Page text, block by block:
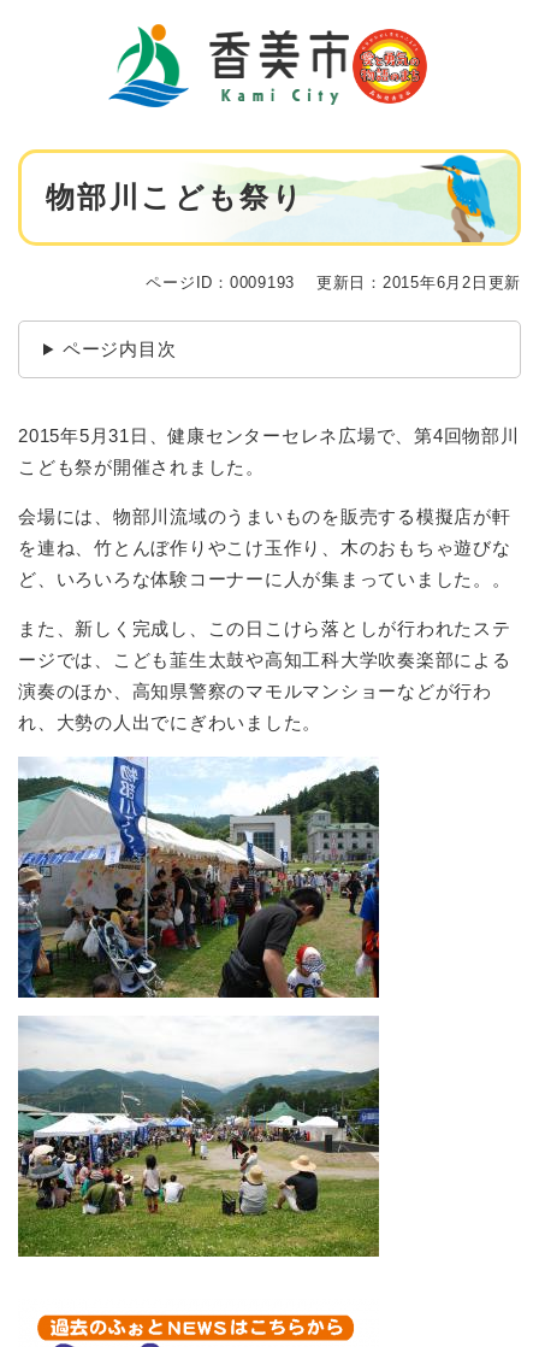
本
物部川こども祭り
ページID：0009193 更新日：2015年6月2日更新
ページ内目次
2015年5月31日、健康センターセレネ広場で、第4回物部川
こども祭が開催されました。
会場には、物部川流域のうまいものを販売する模擬店が軒
を連ね、竹とんぼ作りやこけ玉作り、木のおもちゃ遊びな
ど、いろいろな体験コーナーに人が集まっていました。。
また、新しく完成し、この日こけら落としが行われたステ
ージでは、こども韮生太鼓や高知工科大学吹奏楽部による
演奏のほか、高知県警察のマモルマンショーなどが行わ
れ、大勢の人出でにぎわいました。